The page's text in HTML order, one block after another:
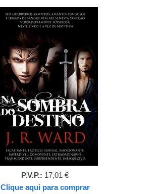
P.V.P.: 17,01 €
Clique aqui para comprar